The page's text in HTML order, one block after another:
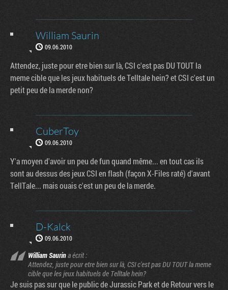
William Saurin
09.06.2010
Attendez, juste pour etre bien sur là, CSI c'est pas DU TOUT la
meme cible que les jeux habituels de Telltale hein? et CSI c'est un
petit peu de la merde non?
CuberToy
09.06.2010
Y'a moyen d'avoir un peu de fun quand même... en tout cas ils
sont au dessus des jeux CSI en flash (façon X-Files raté) d'avant
TellTale... mais ouais c'est un peu de la merde.
D-Kalck
09.06.2010
William Saurina écrit :
Attendez, juste pour etre bien sur là, CSI c'est pas DU TOUT la meme
cible que les jeux habituels de Telltale hein?
Je suis pas sur que le public de Jurassic Park et de Retour vers le